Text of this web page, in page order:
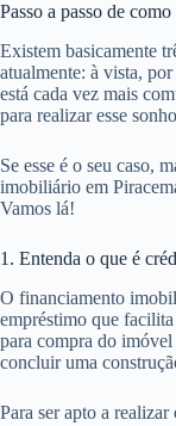
Passo a passo de
Existem basicamente
atualmente: à vista,
está cada vez mais
para realizar esse
Se esse é o seu caso,
imobiliário em
Vamos lá!
1. Entenda o que é
O financiamento
empréstimo que
para compra do
concluir uma
Para ser apto a